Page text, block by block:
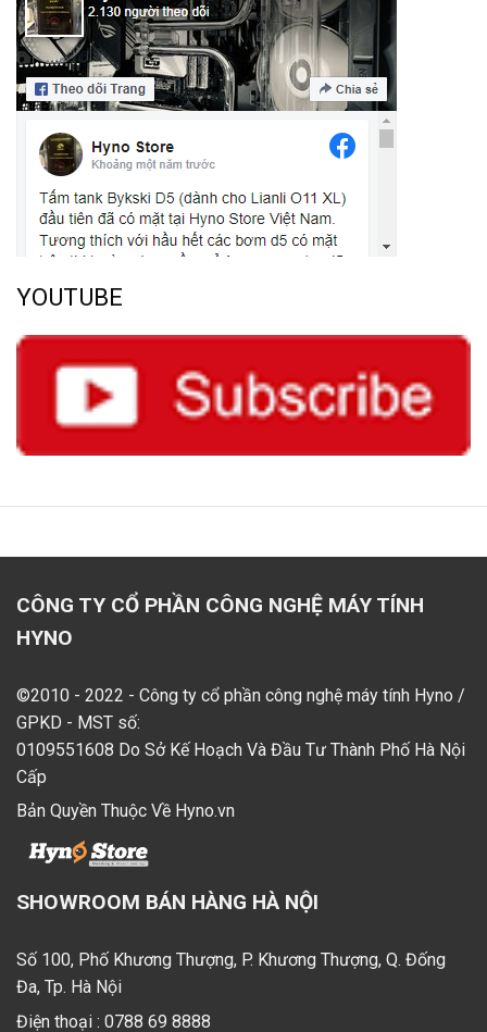
YOUTUBE
CÔNG TY CỔ PHẦN CÔNG NGHỆ MÁY TÍNH
HYNO
©2010 - 2022 - Công ty cổ phần công nghệ máy tính Hyno /
GPKD - MST số:
0109551608 Do Sở Kế Hoạch Và Đầu Tư Thành Phố Hà Nội
Cấp
Bản Quyền Thuộc Về Hyno.vn
SHOWROOM BÁN HÀNG HÀ NỘI
Số 100, Phố Khương Thượng, P. Khương Thượng, Q. Đống
Đa, Tp. Hà Nội
Điện thoại : 0788 69 8888